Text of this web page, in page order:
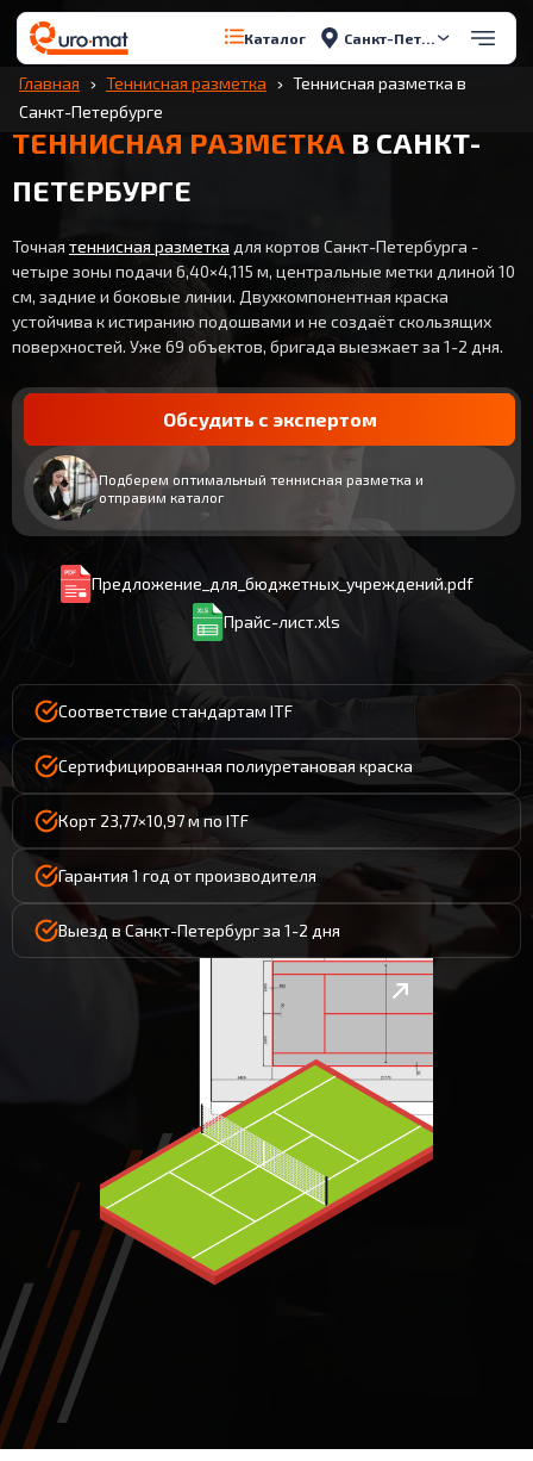
Каталог Санкт-Петербург
Главная Теннисная разметка
Теннисная разметка в
Санкт-Петербурге
ТЕННИСНАЯ РАЗМЕТКА В САНКТ-
ПЕТЕРБУРГЕ
Точная теннисная разметка для кортов Санкт-Петербурга -
четыре зоны подачи 6,40×4,115 м, центральные метки длиной 10
см, задние и боковые линии. Двухкомпонентная краска
устойчива к истиранию подошвами и не создаёт скользящих
поверхностей. Уже 69 объектов, бригада выезжает за 1-2 дня.
Обсудить с экспертом
Подберем оптимальный теннисная разметка и
отправим каталог
Предложение_для_бюджетных_учреждений.pdf
Прайс-лист.xls
Соответствие стандартам ITF
Сертифицированная полиуретановая краска
Корт 23,77×10,97 м по ITF
Гарантия 1 год от производителя
Выезд в Санкт-Петербург за 1-2 дня